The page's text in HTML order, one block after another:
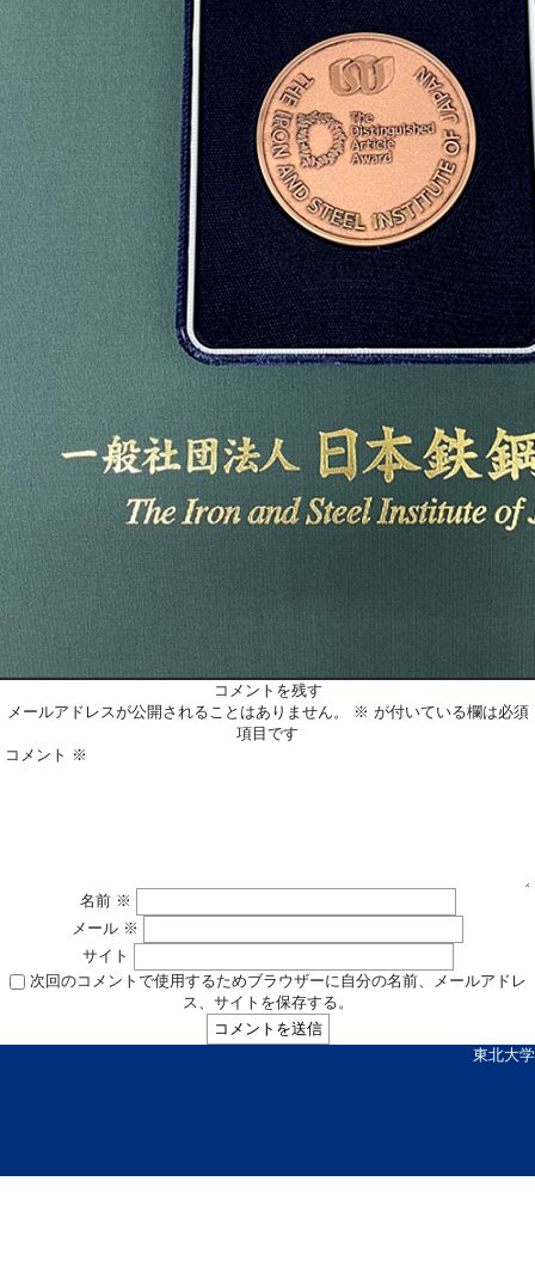
コメントを残す
メールアドレスが公開されることはありません。
※ が付いている欄は必須
項目です
コメント ※
名前 ※
メール ※
サイト
次回のコメントで使用するためブラウザーに自分の名前、メールアドレ
ス、サイトを保存する。
東北大